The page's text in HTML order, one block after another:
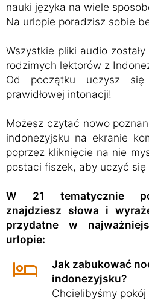
nauki języka na wiele
Na urlopie poradzisz sobie
Wszystkie pliki audio
rodzimych lektorów z
Od początku uczysz
prawidłowej intonacji!
Możesz czytać nowo
indonezyjsku na ekranie
poprzez kliknięcie na nie
postaci fiszek, aby uczyć
W 21 tematycznie
znajdziesz słowa i
przydatne w
urlopie:
Jak zabukować
indonezyjsku?
Chcielibyśmy